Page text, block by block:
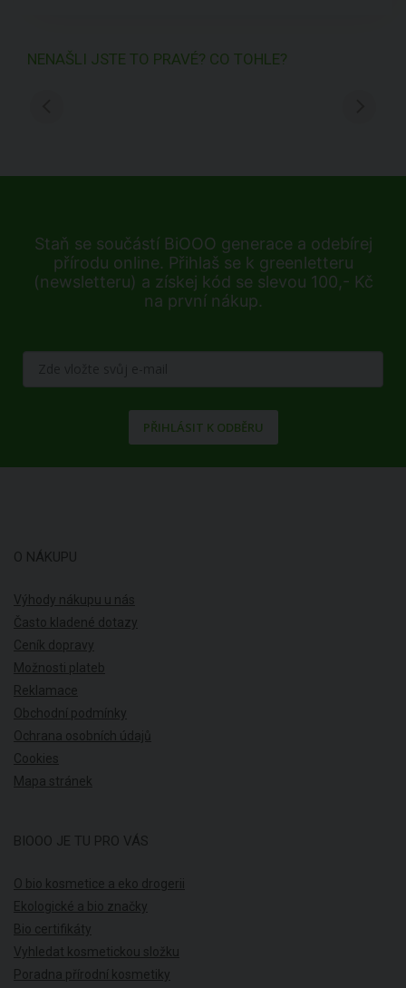
NENAŠLI JSTE TO PRAVÉ? CO TOHLE?
Staň se součástí BiOOO generace a odebírej
přírodu online. Přihlaš se k greenletteru
(newsletteru) a získej kód se slevou 100,- Kč
na první nákup.
PŘIHLÁSIT K ODBĚRU
O NÁKUPU
Výhody nákupu u nás
Často kladené dotazy
Ceník dopravy
Možnosti plateb
Reklamace
Obchodní podmínky
Ochrana osobních údajů
Cookies
Mapa stránek
BIOOO JE TU PRO VÁS
O bio kosmetice a eko drogerii
Ekologické a bio značky
Bio certifikáty
Vyhledat kosmetickou složku
Poradna přírodní kosmetiky